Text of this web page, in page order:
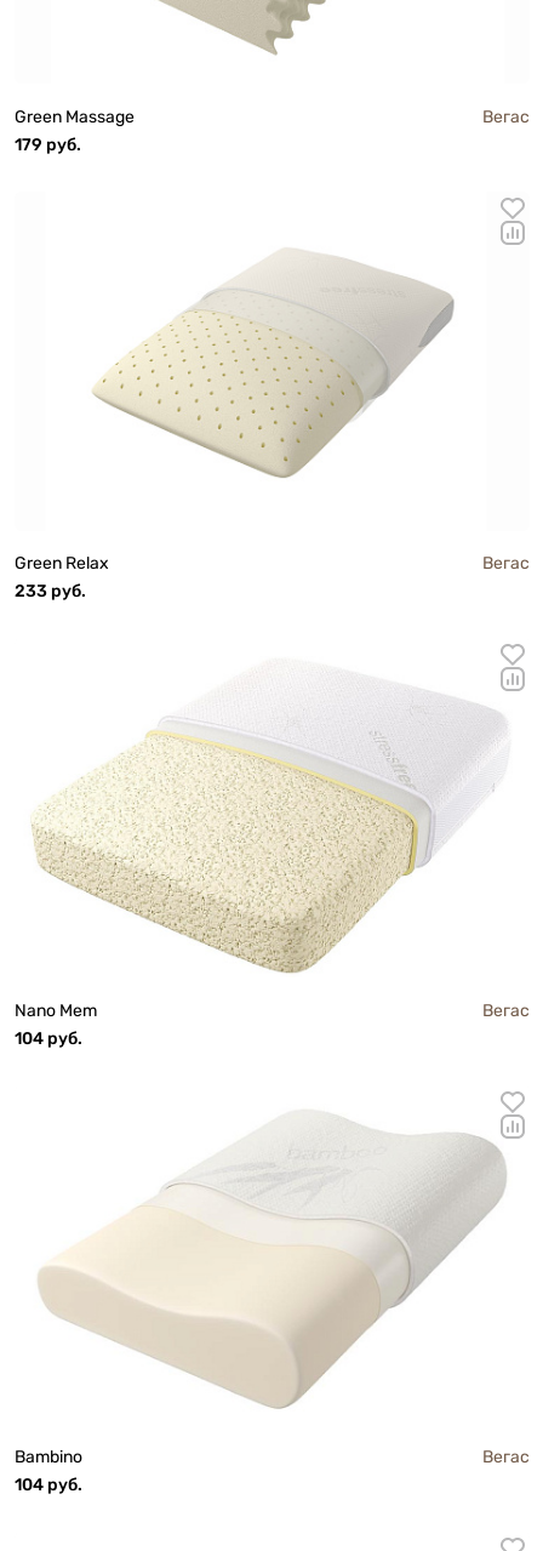
Green Massage
Вегас
179 руб.
Green Relax
Вегас
233 руб.
Nano Mem
Вегас
104 руб.
Bambino
Вегас
104 руб.